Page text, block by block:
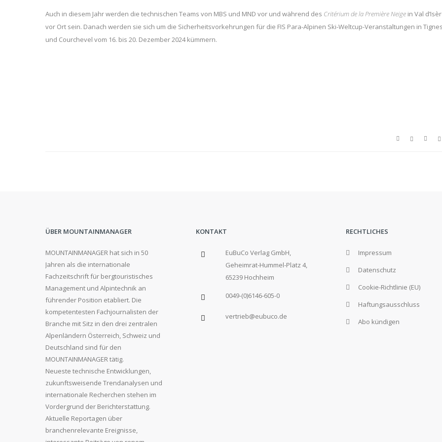
Auch in diesem Jahr werden die technischen Teams von MBS und MND vor und während des Critérium de la Première Neige in Val
vor Ort sein. Danach werden sie sich um die Sicherheitsvorkehrungen für die FIS Para-Alpinen Ski-Weltcup-Veranstaltungen in
und Courchevel vom 16. bis 20. Dezember 2024 kümmern.
ÜBER MOUNTAINMANAGER
MOUNTAINMANAGER hat sich in 50
Jahren als die internationale
Fachzeitschrift für bergtouristisches
Management und Alpintechnik an
führender Position etabliert. Die
kompetentesten Fachjournalisten der
Branche mit Sitz in den drei zentralen
Alpenländern Österreich, Schweiz und
Deutschland sind für den
MOUNTAINMANAGER tätig.
Neueste technische Entwicklungen,
zukunftsweisende Trendanalysen und
internationale Recherchen stehen im
Vordergrund der Berichterstattung.
Aktuelle Reportagen über
branchenrelevante Ereignisse,
KONTAKT
EuBuCo Verlag GmbH,
Geheimrat-Hummel-Platz 4,
65239 Hochheim
0049-(0)6146-605-0
vertrieb@eubuco.de
RECHTLICHES
Impressum
Datenschutz
Cookie-Richtlinie (EU)
Haftungsausschluss
Abo kündigen